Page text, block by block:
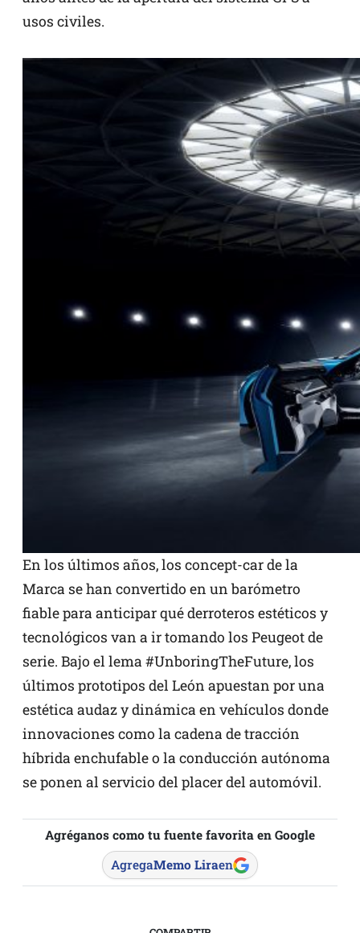
usos civiles.
En los últimos años, los concept-car de la
Marca se han convertido en un barómetro
fiable para anticipar qué derroteros estéticos y
tecnológicos van a ir tomando los Peugeot de
serie. Bajo el lema #UnboringTheFuture, los
últimos prototipos del León apuestan por una
estética audaz y dinámica en vehículos donde
innovaciones como la cadena de tracción
híbrida enchufable o la conducción autónoma
se ponen al servicio del placer del automóvil.
Agréganos como tu fuente favorita en Google
AgregaMemo Liraen